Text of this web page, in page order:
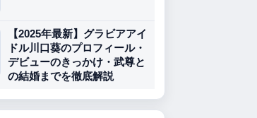
【2025年最新】グラビアアイ
ドル川口葵のプロフィール・
デビューのきっかけ・武尊と
の結婚までを徹底解説